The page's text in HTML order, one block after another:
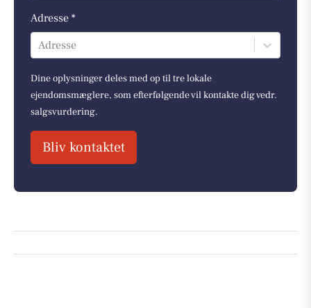
Adresse *
Adresse
Dine oplysninger deles med op til tre lokale
ejendomsmæglere, som efterfølgende vil kontakte dig vedr.
salgsvurdering.
Bliv kontaktet